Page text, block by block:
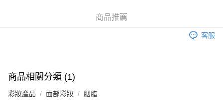
付款後門市自取，訂單確認後2-4個工作天到店，7天內取。逾期後
商品推薦
客服
商品相關分類 (1)
彩妝產品 面部彩妝 胭脂